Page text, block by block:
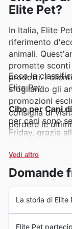
Elite Pet?
In Italia, Elite
riferimento
animali.
promette
prodotti. I
sfogliando gli
promozioni
consiglia di
perdere le
Ecco la
Elite Pet:
Cibo per Cani
per cani sono
Friday, grazie
proprietari
quattro zampe.
prelibatezze
Giocattoli
giocattoli
mentale dei
Vedi altro
Domande
La storia di Elite
Elite Pet